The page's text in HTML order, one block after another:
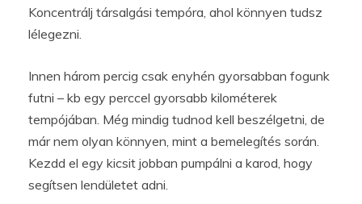
Koncentrálj társalgási tempóra, ahol könnyen tudsz
lélegezni.
Innen három percig csak enyhén gyorsabban fogunk
futni – kb egy perccel gyorsabb kilométerek
tempójában. Még mindig tudnod kell beszélgetni, de
már nem olyan könnyen, mint a bemelegítés során.
Kezdd el egy kicsit jobban pumpálni a karod, hogy
segítsen lendületet adni.